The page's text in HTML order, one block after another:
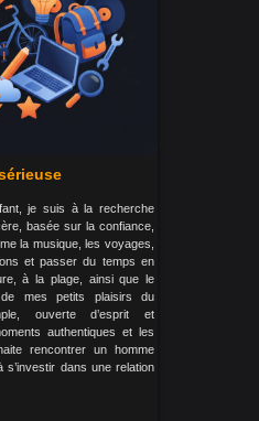
je suis à la recherche
basée sur la confiance,
la musique, les voyages,
et passer du temps en
à la plage, ainsi que le
mes petits plaisirs du
ouverte d’esprit et
authentiques et les
rencontrer un homme
dans une relation